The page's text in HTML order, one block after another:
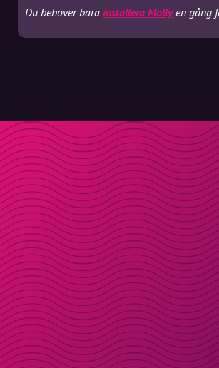
Du behöver bara installera Mollyen gång